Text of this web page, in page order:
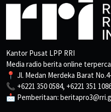
Kantor Pusat LPP RRI
Media radio berita online
📍 Jl. Medan Merdeka Barat
📞 +6221 350 0584, +6221 351
📩 Pemberitaan: